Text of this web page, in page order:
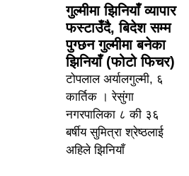
गुल्मीमा झिनियाँ व्यापार
फस्टाउँदै, बिदेश सम्म
पुग्छन गुल्मीमा बनेका
झिनियाँ (फोटो फिचर)
टोपलाल अर्यालगुल्मी, ६
कार्तिक । रेसुंगा
नगरपालिका ८ की ३६
बर्षीय सुमित्रा श्रेष्ठलाई
अहिले झिनियाँ